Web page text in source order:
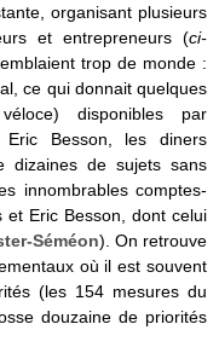
organisant plusieurs
et entrepreneurs (ci-
trop de monde :
ce qui donnait quelques
disponibles par
Eric Besson, les diners
dizaines de sujets sans
innombrables comptes-
Eric Besson, dont celui
Séméon). On retrouve
où il est souvent
(les 154 mesures du
douzaine de priorités